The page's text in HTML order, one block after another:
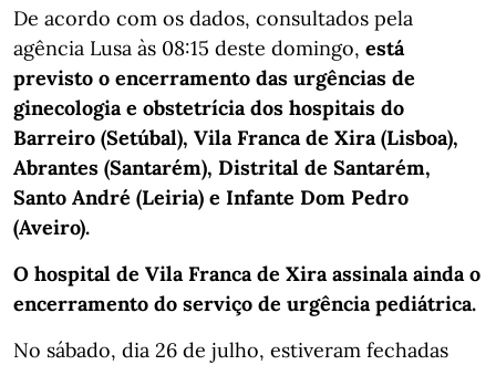
De acordo com os dados, consultados pela
agência Lusa às 08:15 deste domingo, está
previsto o encerramento das urgências de
ginecologia e obstetrícia dos hospitais do
Barreiro (Setúbal), Vila Franca de Xira (Lisboa),
Abrantes (Santarém), Distrital de Santarém,
Santo André (Leiria) e Infante Dom Pedro
(Aveiro).
O hospital de Vila Franca de Xira assinala ainda o
encerramento do serviço de urgência pediátrica.
No sábado, dia 26 de julho, estiveram fechadas